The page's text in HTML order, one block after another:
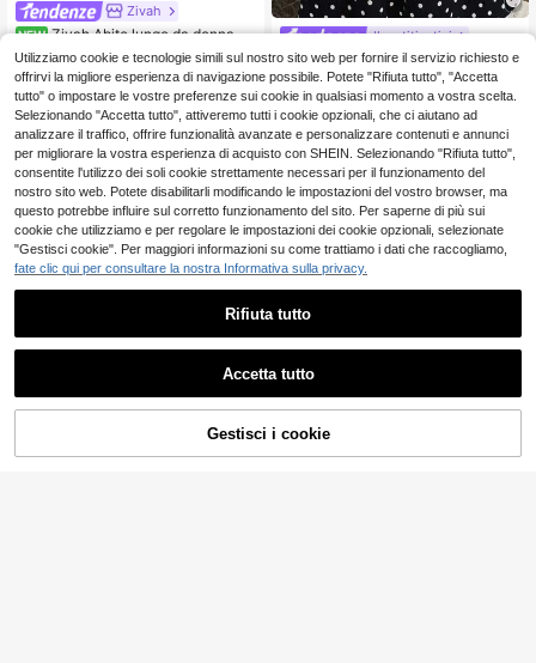
Zivah
NEW Zivah Abito lungo da donna co
n patchwork in pizzo per festival m
usicali, Pasqua, San Patrizio, San V
alentino, appuntamenti, stile wester
n, stile bohémien, feste di complean
no, stagione di laurea
13.98€
#vestitiestivi
Abito midi senza spalline a pois vint
age da donna, elegante abito a trap
ezio svasato senza maniche in tess
uto intrecciato
33.52€
AGGIUNGI AL CARRELLO
Utilizziamo cookie e tecnologie simili sul nostro sito web per fornire il servizio richiesto e
offrirvi la migliore esperienza di navigazione possibile. Potete "Rifiuta tutto", "Accetta
tutto" o impostare le vostre preferenze sui cookie in qualsiasi momento a vostra scelta.
Selezionando "Accetta tutto", attiveremo tutti i cookie opzionali, che ci aiutano ad
analizzare il traffico, offrire funzionalità avanzate e personalizzare contenuti e annunci
per migliorare la vostra esperienza di acquisto con SHEIN. Selezionando "Rifiuta tutto",
consentite l'utilizzo dei soli cookie strettamente necessari per il funzionamento del
nostro sito web. Potete disabilitarli modificando le impostazioni del vostro browser, ma
questo potrebbe influire sul corretto funzionamento del sito. Per saperne di più sui
cookie che utilizziamo e per regolare le impostazioni dei cookie opzionali, selezionate
"Gestisci cookie". Per maggiori informazioni su come trattiamo i dati che raccogliamo,
fate clic qui per consultare la nostra Informativa sulla privacy.
Rifiuta tutto
Accetta tutto
Gestisci i cookie